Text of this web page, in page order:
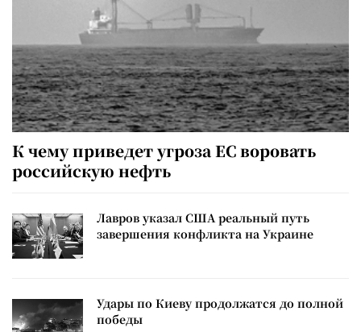
К чему приведет угроза ЕС воровать
российскую нефть
Лавров указал США реальный путь
завершения конфликта на Украине
Удары по Киеву продолжатся до полной
победы